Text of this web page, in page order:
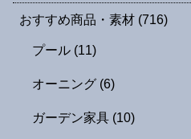
おすすめ商品・素材 (716)
プール (11)
オーニング (6)
ガーデン家具 (10)